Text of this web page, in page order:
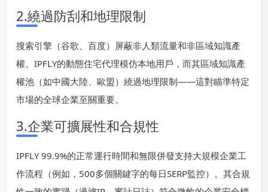
2.繞過防刮和地理限制
搜索引擎（谷歌、百度）屏蔽非人類流量和非區域知識產
權。IPFLY的動態住宅代理模仿本地用戶，而其區域知識產
權池（如中國大陸、歐盟）繞過地理限制——這對瞄準特定
市場的全球企業至關重要。
3.企業可擴展性和合規性
IPFLY 99.9%的正常運行時間和無限併發支持大規模企業工
作流程（例如，500多個關鍵字的每日SERP監控）。其合規